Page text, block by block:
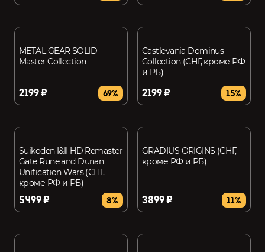
METAL GEAR SOLID -
Master Collection
2199 ₽ 69%
Castlevania Dominus
Collection (СНГ, кроме РФ
и РБ)
2199 ₽ 15%
Suikoden I&II HD Remaster
Gate Rune and Dunan
Unification Wars (СНГ,
кроме РФ и РБ)
5499 ₽ 8%
GRADIUS ORIGINS (СНГ,
кроме РФ и РБ)
3899 ₽ 11%